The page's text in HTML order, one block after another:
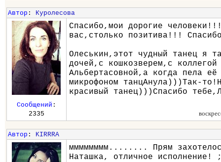
Автор : Куролесова
Спасибо,мои дорогие
вас,столько позитива!!!
Олеськин,этот чудный танец я
дочей,с кошкозверем,с коллегой
Альбертасовной,а когда пела
микрофоном танцАнула)))Так-
красивый танец)))Спасибо
Сообщений :
2335
Автор : KIRRRA
мммммммм........ Прям
Наташка, отличное